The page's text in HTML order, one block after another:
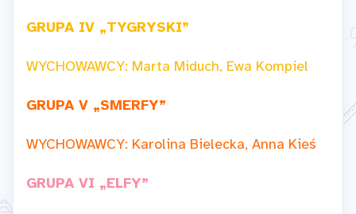
GRUPA IV „TYGRYSKI”
WYCHOWAWCY: Marta Miduch, Ewa Kompiel
GRUPA V „SMERFY”
WYCHOWAWCY: Karolina Bielecka, Anna Kieś
GRUPA VI „ELFY”